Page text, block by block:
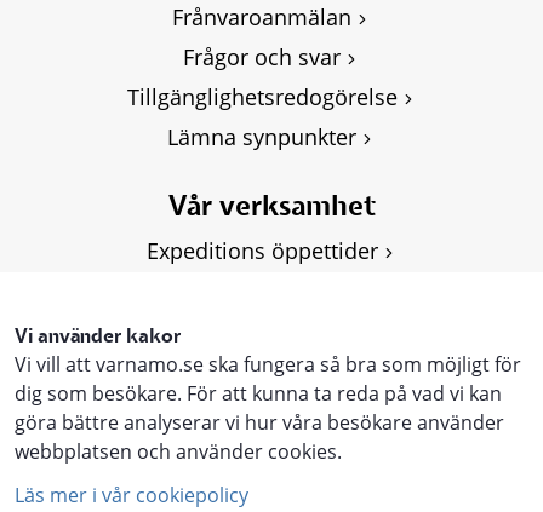
Vi använder kakor
Vi vill att varnamo.se ska fungera så bra som möjligt för
dig som besökare. För att kunna ta reda på vad vi kan
göra bättre analyserar vi hur våra besökare använder
webbplatsen och använder cookies.
Läs mer i vår cookiepolicy
Frånvaroanmälan
Frågor och svar
Tillgänglighetsredogörelse
Lämna synpunkter
Vår verksamhet
Expeditions öppettider
Personuppgifter, GDPR